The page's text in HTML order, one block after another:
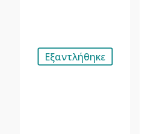
Εξαντλήθηκε